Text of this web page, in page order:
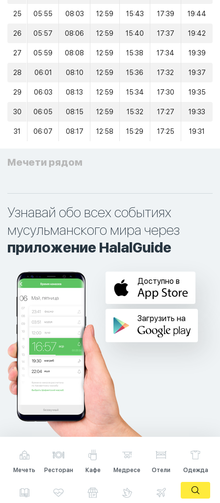
25 05:55 08:03 12:59 15:43 17:39 19:44
26 05:57 08:06 12:59 15:40 17:37 19:42
27 05:59 08:08 12:59 15:38 17:34 19:39
28 06:01 08:10 12:59 15:36 17:32 19:37
29 06:03 08:13 12:59 15:34 17:30 19:35
30 06:05 08:15 12:59 15:32 17:27 19:33
31 06:07 08:17 12:58 15:29 17:25 19:31
Мечети рядом
Узнавай обо всех событиях
мусульманского мира через
приложение HalalGuide
Доступно в
Загрузить на
Мечеть Ресторан Кафе Медресе Отели Одежда